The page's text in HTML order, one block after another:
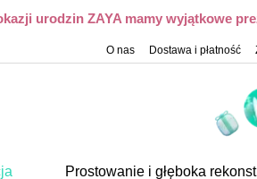
urodzin ZAYA mamy wyjątkowe
O nas Dostawa i płatność
Prostowanie i głęboka